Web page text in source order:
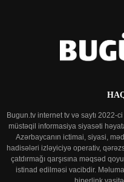
Bugun.tv internet tv və saytı 2022-
müstəqil informasiya siyasəti
Azərbaycanın ictimai, siyasi,
hadisələri izləyiciyə operativ,
çatdırmağı qarşısına məqsəd
istinad edilməsi vacibdir.